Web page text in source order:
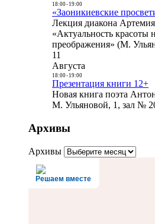
18:00- 19:00
«Заоникиевские
Лекция диакона
«Актуальность красоты
преображения» (М.
11
Августа
18:00- 19:00
Презентация книги 12+
Новая книга поэта
М. Ульяновой, 1, зал №
Архивы
Архивы
Решаем вместе